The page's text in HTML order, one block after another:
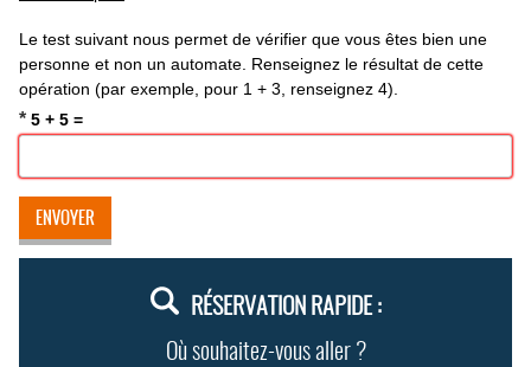
Le test suivant nous permet de vérifier que vous êtes bien une
personne et non un automate. Renseignez le résultat de cette
opération (par exemple, pour 1 + 3, renseignez 4).
* 5 + 5 =
RÉSERVATION RAPIDE :
Où souhaitez-vous aller ?